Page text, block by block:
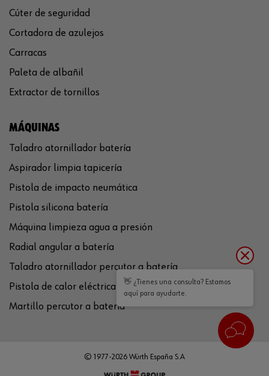
Cúter de seguridad
Cortadora de azulejos
Carracas
Paleta de albañil
Extractor de tornillos
MÁQUINAS
Taladro atornillador batería
Aspirador limpia tapicería
Pistola de impacto neumática
Pistola silicona batería
Máquina limpieza agua a presión
Radial angular a batería
Taladro atornillador percutor a batería
Pistola de calor eléctrica
Martillo percutor a batería
© 1977-2026 Würth España S.A
👋 ¿Tienes una consulta? Estamos
aquí para ayudarte.